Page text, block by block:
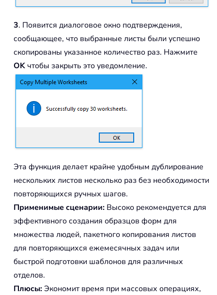
3. Появится диалоговое окно подтверждения,
сообщающее, что выбранные листы были успешно
скопированы указанное количество раз. Нажмите
OK чтобы закрыть это уведомление.
Эта функция делает крайне удобным дублирование
нескольких листов несколько раз без необходимости
повторяющихся ручных шагов.
Применимые сценарии: Высоко рекомендуется для
эффективного создания образцов форм для
множества людей, пакетного копирования листов
для повторяющихся ежемесячных задач или
быстрой подготовки шаблонов для различных
отделов.
Плюсы:Экономит время при массовых операциях,